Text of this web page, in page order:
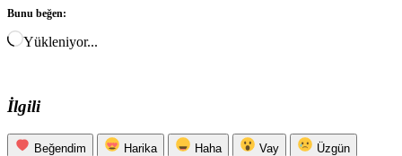
Bunu beğen:
Yükleniyor...
İlgili
Beğendim Harika Haha Vay Üzgün